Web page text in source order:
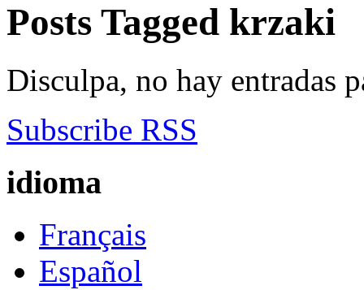
Posts Tagged krzaki
Disculpa, no hay entradas
Subscribe RSS
idioma
Français
Español